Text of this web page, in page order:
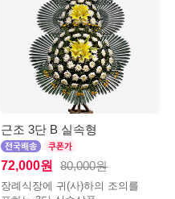
근조 3단 B 실속형
72,000원 80,000원
장례식장에 귀(사)하의 조의를